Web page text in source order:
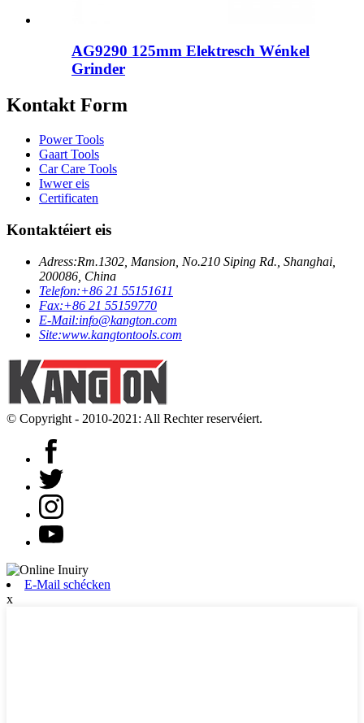
AG9290 125mm Elektresch Wénkel
Grinder
Kontakt Form
Power Tools
Gaart Tools
Car Care Tools
Iwwer eis
Certificaten
Kontaktéiert eis
Adress:Rm.1302, Mansion, No.210 Siping Rd., Shanghai,
200086, China
Telefon:+86 21 55151611
Fax:+86 21 55159770
E-Mail:info@kangton.com
Site:www.kangtontools.com
© Copyright - 2010-2021: All Rechter reservéiert.
E-Mail schécken
x